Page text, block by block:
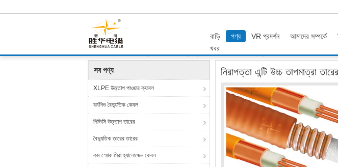
বাড়ি পণ্য VR প্রদর্শন আমাদের সম্পর্কে
খবর
বাড়ি পণ্য উচ্চ তাপমাত্রা তারের নিরাপত্তা এন্টি উচ্চ তাপমাত্রা তারের, অগ্নি প্রুফ তারের উচ্চ যান্ত্রিক স্ট্রেনথ
সব পণ্য
XLPE উত্তাপ পাওয়ার ক্যাবল
বর্মশিশু বৈদ্যুতিক কেবল
পিভিসি উত্তাপ তারের
বৈদ্যুতিক তারের তারের
কম স্মোক সিরা হ্যালোজেন কেবল
নিরাপত্তা এন্টি উচ্চ তাপমাত্রা